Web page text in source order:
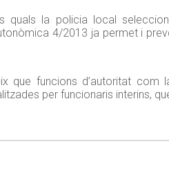
la policia local
4/2013 ja permet i
que funcions d’autoritat
per funcionaris interins,